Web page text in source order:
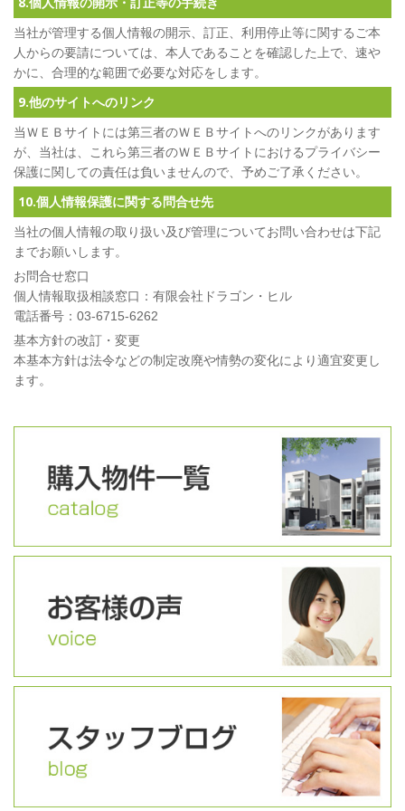
当社が管理する個人情報の開示、訂正、利用停止等に関するご本
人からの要請については、本人であることを確認した上で、速や
かに、合理的な範囲で必要な対応をします。
9.他のサイトへのリンク
当ＷＥＢサイトには第三者のＷＥＢサイトへのリンクがあります
が、当社は、これら第三者のＷＥＢサイトにおけるプライバシー
保護に関しての責任は負いませんので、予めご了承ください。
10.個人情報保護に関する問合せ先
当社の個人情報の取り扱い及び管理についてお問い合わせは下記
までお願いします。
お問合せ窓口
個人情報取扱相談窓口：有限会社ドラゴン・ヒル
電話番号：03-6715-6262
基本方針の改訂・変更
本基本方針は法令などの制定改廃や情勢の変化により適宜変更し
ます。